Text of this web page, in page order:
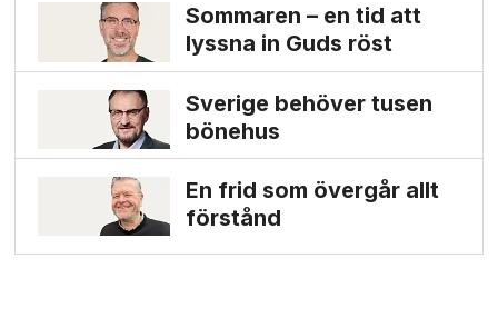
Sommaren – en tid att
lyssna in Guds röst
Sverige behöver tusen
bönehus
En frid som övergår allt
förstånd